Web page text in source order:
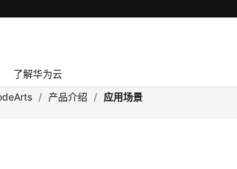
了解华为云
/ 产品介绍 / 应用场景